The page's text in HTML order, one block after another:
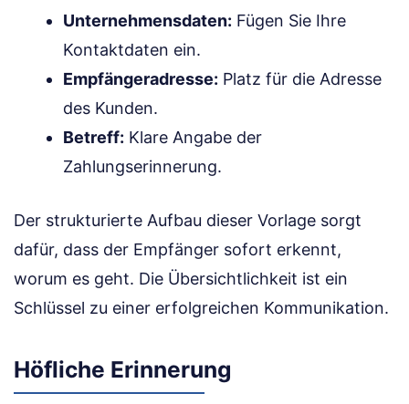
Unternehmensdaten: Fügen Sie Ihre
Kontaktdaten ein.
Empfängeradresse: Platz für die Adresse
des Kunden.
Betreff: Klare Angabe der
Zahlungserinnerung.
Der strukturierte Aufbau dieser Vorlage sorgt
dafür, dass der Empfänger sofort erkennt,
worum es geht. Die Übersichtlichkeit ist ein
Schlüssel zu einer erfolgreichen Kommunikation.
Höfliche Erinnerung